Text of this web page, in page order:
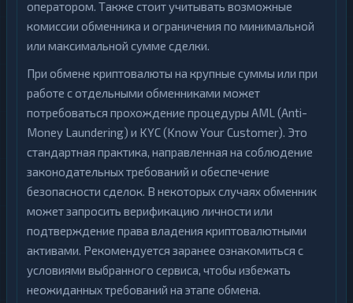
оператором. Также стоит учитывать возможные
комиссии обменника и ограничения по минимальной
или максимальной сумме сделки.
При обмене криптовалюты на крупные суммы или при
работе с отдельными обменниками может
потребоваться прохождение процедуры AML (Anti-
Money Laundering) и KYC (Know Your Customer). Это
стандартная практика, направленная на соблюдение
законодательных требований и обеспечение
безопасности сделок. В некоторых случаях обменник
может запросить верификацию личности или
подтверждение права владения криптовалютными
активами. Рекомендуется заранее ознакомиться с
условиями выбранного сервиса, чтобы избежать
неожиданных требований на этапе обмена.